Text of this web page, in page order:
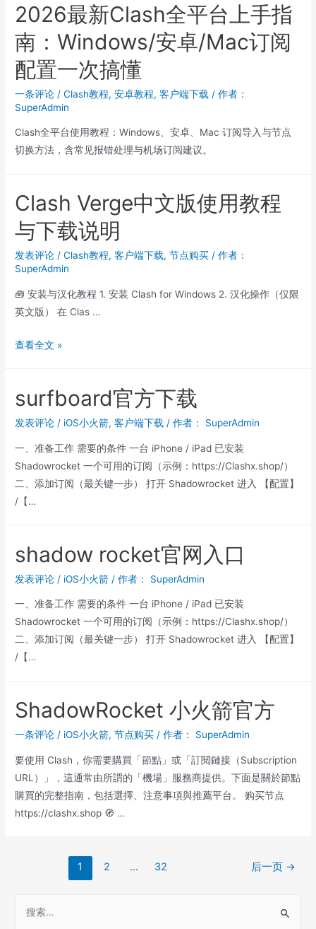
2026最新Clash全平台上手指
南：Windows/安卓/Mac订阅
配置一次搞懂
一条评论 /Clash教程,安卓教程,客户端下载 / 作者：
SuperAdmin
Clash全平台使用教程：Windows、安卓、Mac 订阅导入与节点
切换方法，含常见报错处理与机场订阅建议。
Clash Verge中文版使用教程
与下载说明
发表评论 /Clash教程,客户端下载,节点购买 / 作者：
SuperAdmin
🧰 安装与汉化教程 1. 安装 Clash for Windows 2. 汉化操作（仅限
英文版） 在 Clas …
Clash
文
用
教
程
与
说
明
查看全文 »
surfboard官方下载
发表评论 / iOS小火箭,客户端下载 / 作者： SuperAdmin
一、准备工作 需要的条件 一台 iPhone / iPad 已安装
Shadowrocket 一个可用的订阅（示例：https://Clashx.shop/）
二、添加订阅（最关键一步） 打开 Shadowrocket 进入 【配置】
/【…
shadow rocket官网入口
发表评论 / iOS小火箭 / 作者： SuperAdmin
一、准备工作 需要的条件 一台 iPhone / iPad 已安装
Shadowrocket 一个可用的订阅（示例：https://Clashx.shop/）
二、添加订阅（最关键一步） 打开 Shadowrocket 进入 【配置】
/【…
ShadowRocket 小火箭官方
一条评论 / iOS小火箭,节点购买 / 作者： SuperAdmin
要使用 Clash，你需要購買「節點」或「訂閱鏈接（Subscription
URL）」，這通常由所謂的「機場」服務商提供。下面是關於節點
購買的完整指南，包括選擇、注意事項與推薦平台。 购买节点
https://clashx.shop 🧭 …
1 2 … 32 后一页 →